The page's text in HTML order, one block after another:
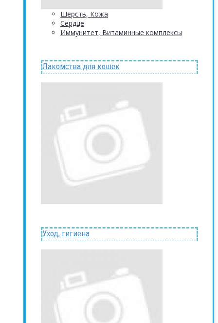
Шерсть, Кожа
Сердце
Иммунитет, Витаминные комплексы
Лакомства для кошек
Уход, гигиена